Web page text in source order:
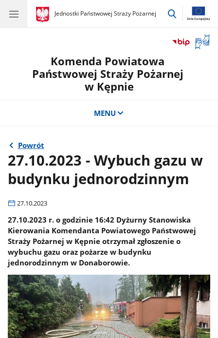
gov.pl
Jednostki Państwowej Straży Pożarnej
gov.pl
Jednostki
przejdź
okno
Komenda Powiatowa
Państwowej Straży Pożarnej
w Kępnie
MENU
Powrót
27.10.2023 - Wybuch gazu w
budynku jednorodzinnym
27.10.2023
27.10.2023 r. o godzinie 16:42 Dyżurny Stanowiska
Kierowania Komendanta Powiatowego Państwowej
Straży Pożarnej w Kępnie otrzymał zgłoszenie o
wybuchu gazu oraz pożarze w budynku
jednorodzinnym w Donaborowie.